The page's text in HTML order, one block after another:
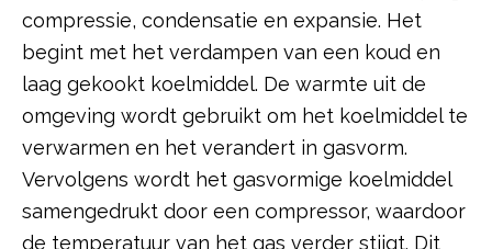
compressie, condensatie en expansie. Het
begint met het verdampen van een koud en
laag gekookt koelmiddel. De warmte uit de
omgeving wordt gebruikt om het koelmiddel te
verwarmen en het verandert in gasvorm.
Vervolgens wordt het gasvormige koelmiddel
samengedrukt door een compressor, waardoor
de temperatuur van het gas verder stijgt. Dit